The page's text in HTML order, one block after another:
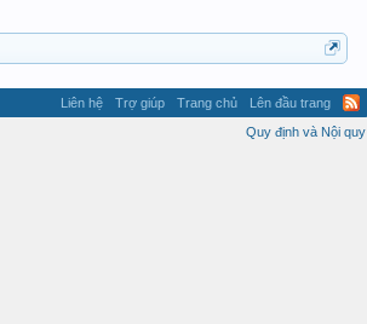
Liên hệ Trợ giúp Trang chủ
Lên đầu trang
Quy định và Nội quy